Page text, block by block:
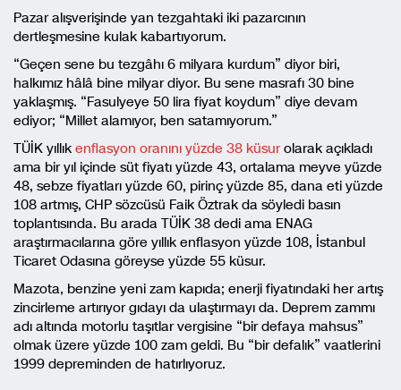
Pazar alışverişinde yan tezgahtaki iki pazarcının
dertleşmesine kulak kabartıyorum.
“Geçen sene bu tezgâhı 6 milyara kurdum” diyor biri,
halkımız hâlâ bine milyar diyor. Bu sene masrafı 30 bine
yaklaşmış. “Fasulyeye 50 lira fiyat koydum” diye devam
ediyor; “Millet alamıyor, ben satamıyorum.”
TÜİK yıllık enflasyon oranını yüzde 38 küsurolarak açıkladı
ama bir yıl içinde süt fiyatı yüzde 43, ortalama meyve yüzde
48, sebze fiyatları yüzde 60, pirinç yüzde 85, dana eti yüzde
108 artmış, CHP sözcüsü Faik Öztrak da söyledi basın
toplantısında. Bu arada TÜİK 38 dedi ama ENAG
araştırmacılarına göre yıllık enflasyon yüzde 108, İstanbul
Ticaret Odasına göreyse yüzde 55 küsur.
Mazota, benzine yeni zam kapıda; enerji fiyatındaki her artış
zincirleme artırıyor gıdayı da ulaştırmayı da. Deprem zammı
adı altında motorlu taşıtlar vergisine “bir defaya mahsus”
olmak üzere yüzde 100 zam geldi. Bu “bir defalık” vaatlerini
1999 depreminden de hatırlıyoruz.